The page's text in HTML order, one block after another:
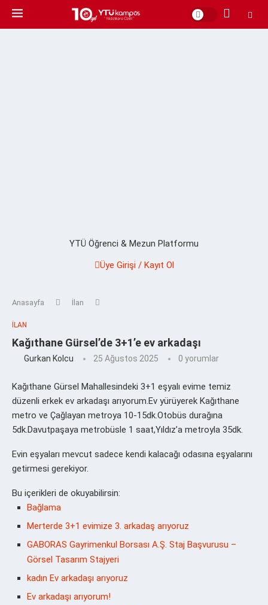
YTÜ Öğrenci & Mezun Platformu
Üye Girişi / Kayıt Ol
Anasayfa İlan
İLAN
Kağıthane Gürsel’de 3+1’e ev arkadaşı
Gurkan Kolcu 25 Ağustos 2025 0 yorumlar
Kağıthane Gürsel Mahallesindeki 3+1 eşyalı evime temiz
düzenli erkek ev arkadaşı arıyorum.Ev yürüyerek Kağıthane
metro ve Çağlayan metroya 10-15dk.Otobüs durağına
5dk.Davutpaşaya metrobüsle 1 saat,Yıldız’a metroyla 35dk.
Evin eşyaları mevcut sadece kendi kalacağı odasına eşyalarını
getirmesi gerekiyor.
Bu içerikleri de okuyabilirsin:
Bağlama
Merterde 3+1 evimize 3. arkadaş arıyoruz
GABORAS Gayrimenkul Borsası A.Ş. Staj Başvurusu –
Görsel Tasarım Stajyeri
kadın Ev arkadaşı arıyoruz
Ev arkadaşı arıyorum!